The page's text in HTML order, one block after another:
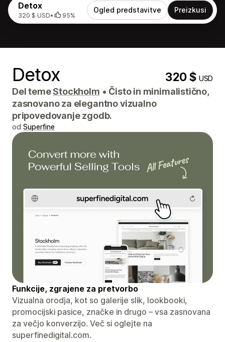
Detox
320 $ USD• 95%
Ogled predstavitve Preizkusi
Detox 320 $USD
Del temeStockholm • Čisto in minimalistično,
zasnovano za elegantno vizualno
pripovedovanje zgodb.
od Superfine
Funkcije, zgrajene za pretvorbo
Vizualna orodja, kot so galerije slik, lookbooki,
promocijski pasice, značke in drugo – vsa zasnovana
za večjo konverzijo. Več si oglejte na
superfinedigital.com.